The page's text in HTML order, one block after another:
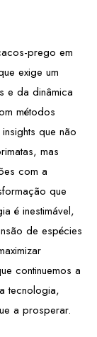
prego em
exige um
e da dinâmica
métodos
que não
mas
com a
que
é inestimável,
de espécies
continuemos a
tecnologia,
a prosperar.